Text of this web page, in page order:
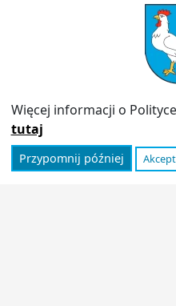
PRZYDATNE LINKI
Polityka prywatności
Informator
Więcej informacji o
tutaj
Przypomnij później